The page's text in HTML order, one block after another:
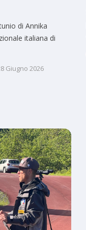
di Annika
italiana di
Giugno 2026